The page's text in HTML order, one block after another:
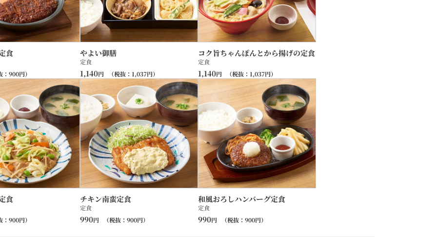
食
： 900円）
やよい御膳
定食
1,140円 （税抜： 1,037円）
コク旨ちゃんぽんとから揚げの定食
定食
1,140円 （税抜： 1,037円）
食
： 900円）
チキン南蛮定食
定食
990円 （税抜： 900円）
和風おろしハンバーグ定食
定食
990円 （税抜： 900円）